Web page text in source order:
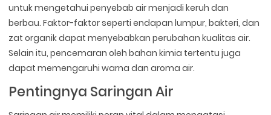
untuk mengetahui penyebab air menjadi keruh dan
berbau. Faktor-faktor seperti endapan lumpur, bakteri, dan
zat organik dapat menyebabkan perubahan kualitas air.
Selain itu, pencemaran oleh bahan kimia tertentu juga
dapat memengaruhi warna dan aroma air.
Pentingnya Saringan Air